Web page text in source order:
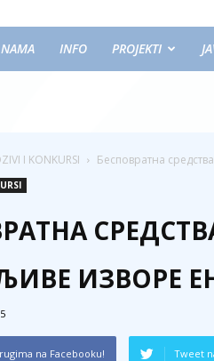
INFO PROJEKTI
I KONKURSI Бесповратна
ИЗВОРЕ
na Facebooku! Tweet